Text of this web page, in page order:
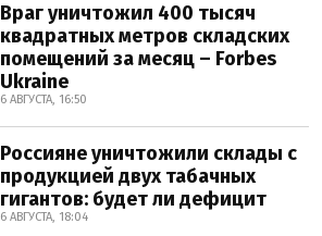
Враг уничтожил 400 тысяч
квадратных метров складских
помещений за месяц – Forbes
Ukraine
6 АВГУСТА, 16:50
Россияне уничтожили склады с
продукцией двух табачных
гигантов: будет ли дефицит
6 АВГУСТА, 18:04